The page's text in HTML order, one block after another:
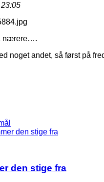
nærere….
noget andet, så først på
den stige fra
den stige fra